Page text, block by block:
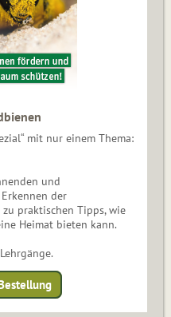
mit nur einem Thema:
und
der
praktischen Tipps, wie
Heimat bieten kann.